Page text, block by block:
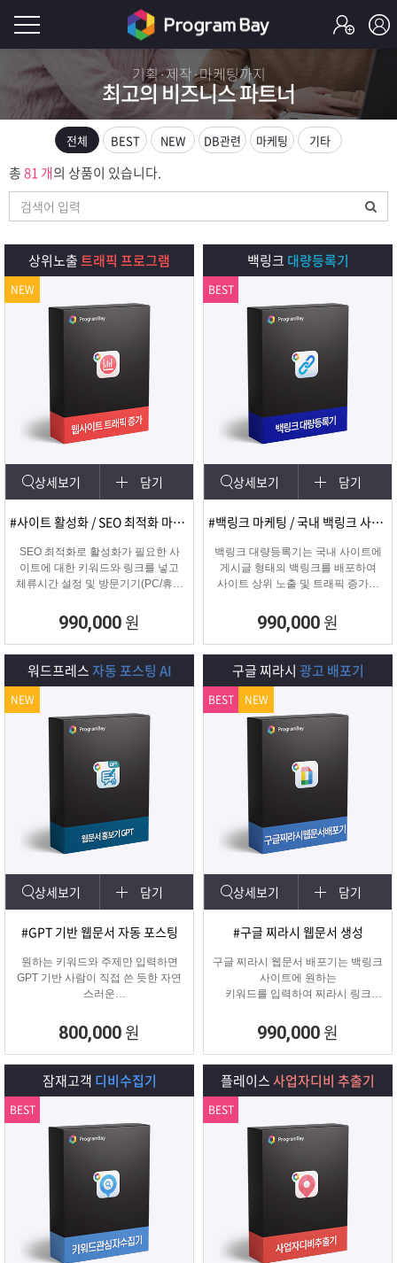
기획·제작·마케팅까지
최고의 비즈니스 파트너
그
이
요
합
그
원
가
Q&A
프
로
이
는?
프
구
매
로
그
램
상
품
문
의
객
센
터
마
이
페
이
지
파
트
너
전체 BEST NEW DB관련 마케팅 기타
총81 개의 상품이 있습니다.
상위노출트래픽 프로그램
상세보기 담기
#사이트 활성화 / SEO 최적화 마케팅
SEO 최적화로 활성화가 필요한 사
이트에 대한 키워드와 링크를 넣고
체류시간 설정 및 방문기기(PC/휴대
록시) 타입을 선택하여 실제 방문 유
입을 일으키는 효과로 사이트를 활성
화하는 프로그램
990,000 원
NEW
백링크 대량등록기
상세보기 담기
#백링크 마케팅 / 국내 백링크 사이트 생성
백링크 대량등록기는 국내 사이트에
게시글 형태의 백링크를 배포하여
사이트 상위 노출 및 트래픽 증가에
990,000 원
BEST
워드프레스자동 포스팅 AI
상세보기 담기
#GPT 기반 웹문서 자동 포스팅
원하는 키워드와 주제만 입력하면
GPT 기반 사람이 직접 쓴 듯한 자연
스러운
다.
콘텐츠 마케터, 기업들이 홍보하기에
적합한 마케팅 프로그램 입니다.
800,000 원
NEW
구글 찌라시 광고 배포기
상세보기 담기
#구글 찌라시 웹문서 생성
구글 찌라시 웹문서 배포기는 백링크
사이트에 원하는
키워드를 입력하여 찌라시 링크
키워드를 등록해주는 프로그램입니
다.
텔레그램 등 아이디 입력으로 문의건
수를 늘릴 수 있습니다.
990,000 원
BEST NEW
잠재고객 디비수집기
BEST
플레이스사업자디비 추출기
BEST